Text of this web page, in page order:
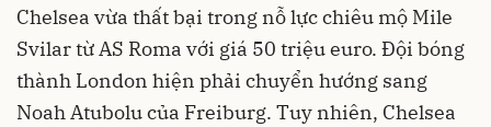
Chelsea vừa thất bại trong nỗ lực chiêu mộ Mile
Svilar từ AS Roma với giá 50 triệu euro. Đội bóng
thành London hiện phải chuyển hướng sang
Noah Atubolu của Freiburg. Tuy nhiên, Chelsea